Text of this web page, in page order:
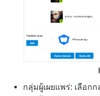
กลุ่มผู้เผยแพร่: เลือ